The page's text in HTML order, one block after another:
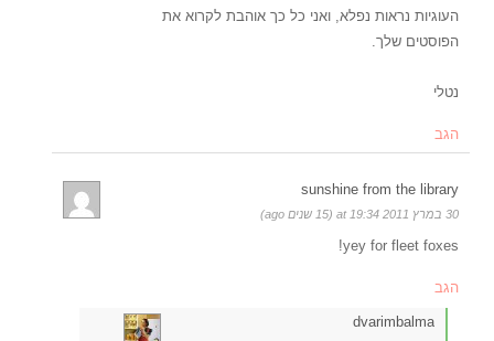
העוגיות נראות נפלא, ואני כל כך אוהבת לקרוא את
הפוסטים שלך.
נטלי
הגב
sunshine from the library
30 במרץ 2011 at 19:34 (15 שנים ago)
yey for fleet foxes!
הגב
dvarimbalma